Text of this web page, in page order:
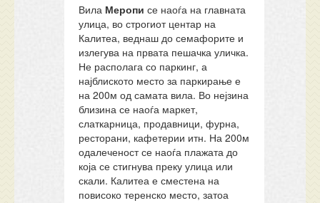
Вила Меропи се наоѓа на главната
улица, во строгиот центар на
Калитеа, веднаш до семафорите и
излегува на првата пешачка уличка.
Не располага со паркинг, а
најблиското место за паркирање е
на 200м од самата вила. Во нејзина
близина се наоѓа маркет,
слаткарница, продавници, фурна,
ресторани, кафетерии итн. На 200м
одалеченост се наоѓа плажата до
која се стигнува преку улица или
скали. Калитеа е сместена на
повисоко теренско место, затоа